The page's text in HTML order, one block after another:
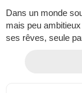
Dans un monde
mais peu
ses rêves, seule